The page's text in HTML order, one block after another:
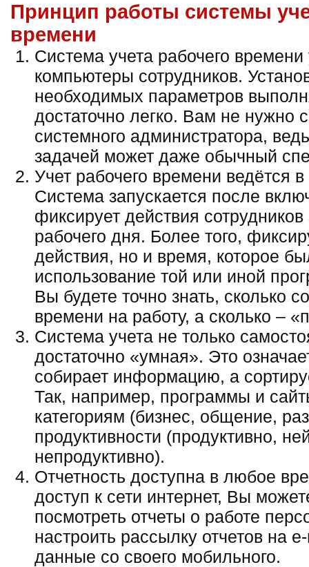
Принцип работы системы
времени
Система учета рабочего времени
компьютеры сотрудников.
необходимых параметров
достаточно легко. Вам не нужно
системного администратора,
задачей может даже обычный
Учет рабочего времени ведётся
Система запускается после
фиксирует действия сотрудников
рабочего дня. Более того,
действия, но и время, которое
использование той или иной
Вы будете точно знать, сколько
времени на работу, а сколько –
Система учета не только
достаточно «умная». Это
собирает информацию, а
Так, например, программы и
категориям (бизнес, общение,
продуктивности (продуктивно,
непродуктивно).
Отчетность доступна в любое
доступ к сети интернет, Вы
посмотреть отчеты о работе
настроить рассылку отчетов на
данные со своего мобильного.